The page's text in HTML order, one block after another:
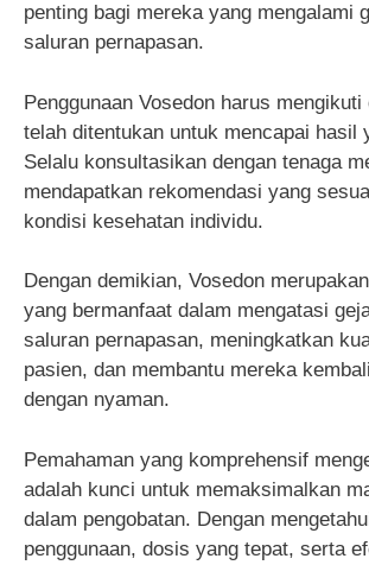
penting bagi mereka yang mengalami
saluran pernapasan.
Penggunaan Vosedon harus
telah ditentukan untuk mencapai hasil
Selalu konsultasikan dengan tenaga
mendapatkan rekomendasi yang
kondisi kesehatan individu.
Dengan demikian, Vosedon
yang bermanfaat dalam mengatasi
saluran pernapasan, meningkatkan
pasien, dan membantu mereka
dengan nyaman.
Pemahaman yang komprehensif
adalah kunci untuk memaksimalkan
dalam pengobatan. Dengan
penggunaan, dosis yang tepat, serta